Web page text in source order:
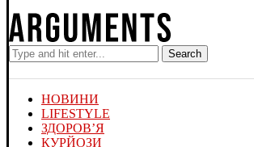
Search
НОВИНИ
LIFESTYLE
ЗДОРОВ’Я
КУРЙОЗИ